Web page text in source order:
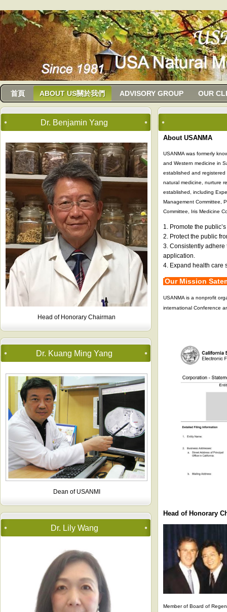
usanma
首頁 ABOUT US關於我們 ADVISORY GROUP OUR
Dr. Benjamin Yang
Head of Honorary Chairman
Dr. Kuang Ming Yang
Dean of USANMI
Dr. Lily Wang
About USANMA
USANMA was formerly
and Western medicine in
established and
natural medicine, nurture
established, including
Management Committee,
Committee, Iris Medicine
1. Promote the
2. Protect the public
3. Consistently
application.
4. Expand health care
Our Mission
USANMA is a nonprofit
international Conference
Head of Honorary
Member of Board of